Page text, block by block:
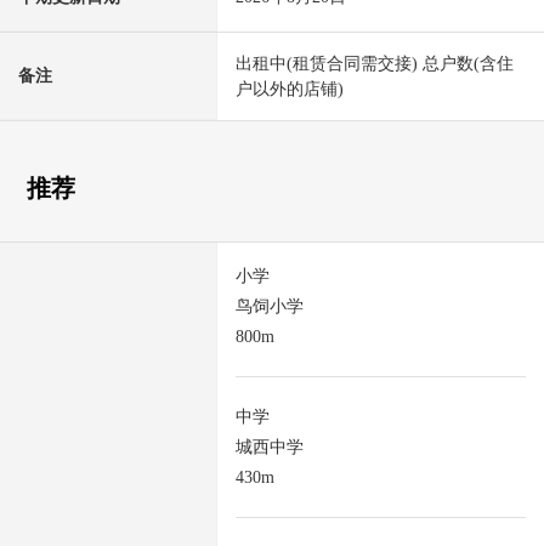
备注
出租中(租赁合同需交接) 总户数(含住
户以外的店铺)
推荐
小学
鸟饲小学
800m
中学
城西中学
430m